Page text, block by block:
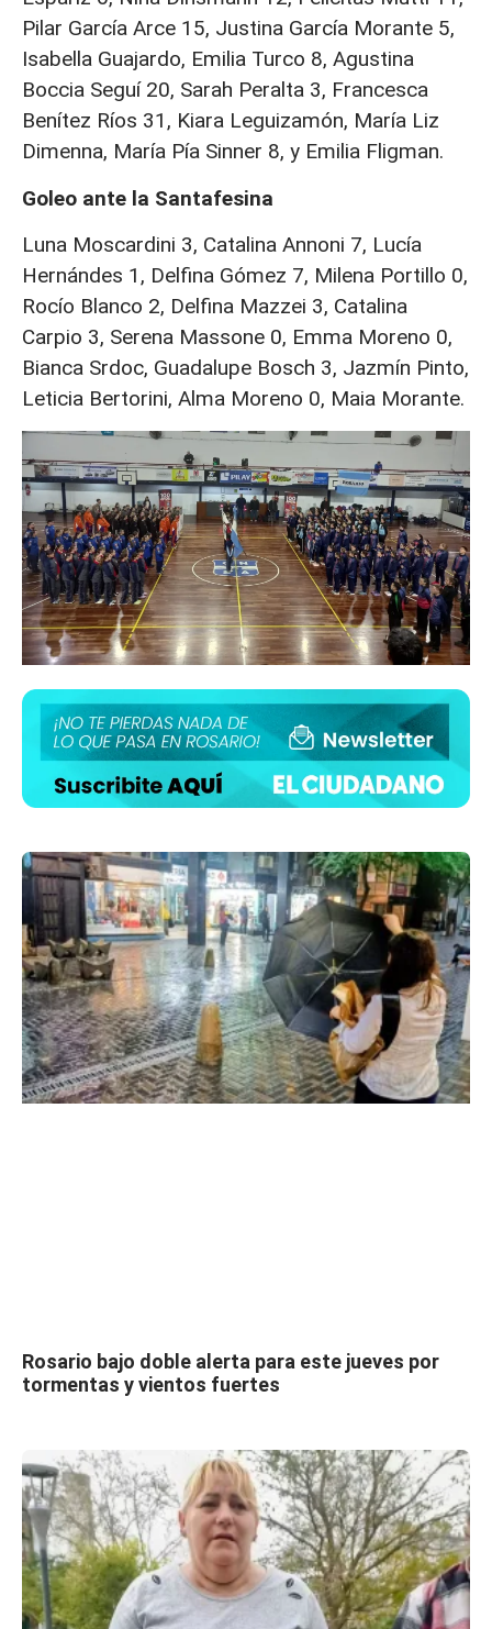
Pilar García Arce 15, Justina García Morante 5,
Isabella Guajardo, Emilia Turco 8, Agustina
Boccia Seguí 20, Sarah Peralta 3, Francesca
Benítez Ríos 31, Kiara Leguizamón, María Liz
Dimenna, María Pía Sinner 8, y Emilia Fligman.
Goleo ante la Santafesina
Luna Moscardini 3, Catalina Annoni 7, Lucía
Hernándes 1, Delfina Gómez 7, Milena Portillo 0,
Rocío Blanco 2, Delfina Mazzei 3, Catalina
Carpio 3, Serena Massone 0, Emma Moreno 0,
Bianca Srdoc, Guadalupe Bosch 3, Jazmín Pinto,
Leticia Bertorini, Alma Moreno 0, Maia Morante.
Rosario bajo doble alerta para este jueves por
tormentas y vientos fuertes